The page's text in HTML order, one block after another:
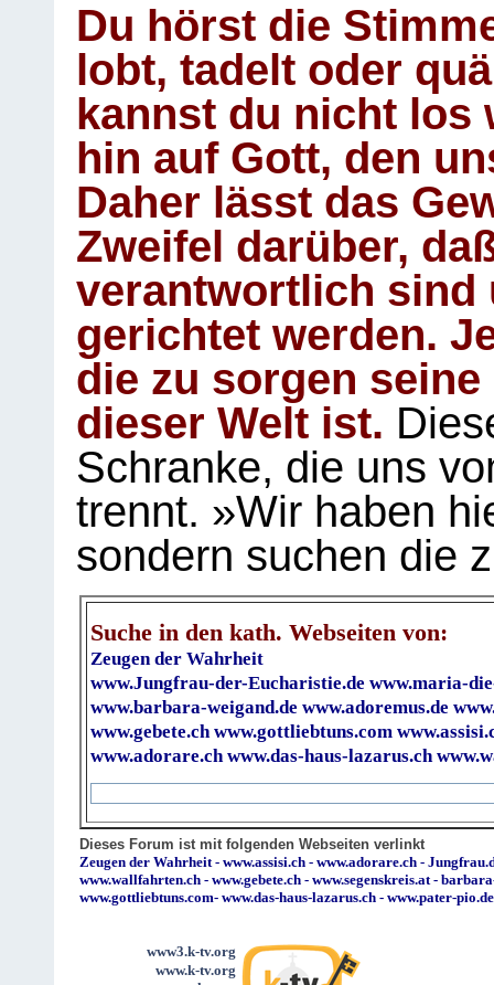
Du hörst die
lobt, tadelt oder
kannst du nicht los
hin auf Gott, den
Daher lässt das
Zweifel darüber,
verantwortlich sind
gerichtet werden.
die zu sorgen
dieser Welt ist.
Schranke, die uns
trennt. »Wir haben
sondern suchen die
Suche in den kath. Webseiten von:
Zeugen der Wahrheit
www.Jungfrau-der-Eucharistie.de www.maria-
www.barbara-weigand.de www.adoremus.de
www.gebete.ch www.gottliebtuns.com
www.adorare.ch www.das-haus-lazarus.ch
Dieses Forum ist mit folgenden Webseiten verlinkt
Zeugen der Wahrheit - www.assisi.ch - www.adorare.ch -
www.wallfahrten.ch - www.gebete.ch - www.segenskreis.at -
www.gottliebtuns.com- www.das-haus-lazarus.ch - www.pater-pio.de
www3.k-tv.org
www.k-tv.org